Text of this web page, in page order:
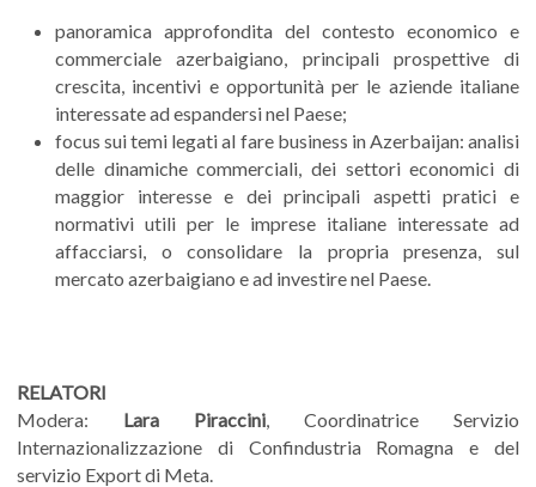
panoramica approfondita del contesto economico e
commerciale azerbaigiano, principali prospettive di
crescita, incentivi e opportunità per le aziende italiane
interessate ad espandersi nel Paese;
focus sui temi legati al fare business in Azerbaijan: analisi
delle dinamiche commerciali, dei settori economici di
maggior interesse e dei principali aspetti pratici e
normativi utili per le imprese italiane interessate ad
affacciarsi, o consolidare la propria presenza, sul
mercato azerbaigiano e ad investire nel Paese.
RELATORI
Modera: Lara Piraccini , Coordinatrice Servizio
Internazionalizzazione di Confindustria Romagna e del
servizio Export di Meta.